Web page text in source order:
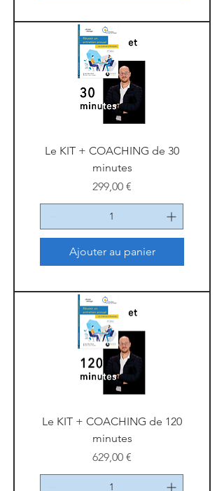
Le KIT + COACHING de 30
minutes
Prix
299,00 €
Ajouter au panier
Le KIT + COACHING de 120
minutes
Prix
629,00 €